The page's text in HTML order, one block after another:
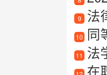
9 法
10 同
11 法
在